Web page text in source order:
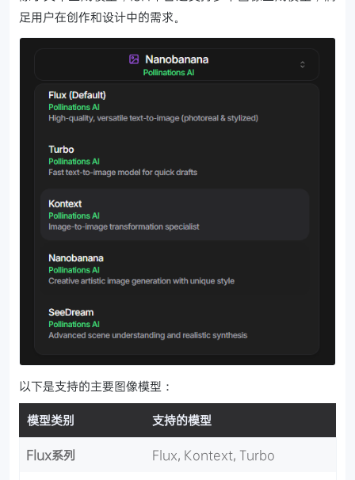
足用户在创作和设计中的需求。
以下是支持的主要图像模型：
模型类别 支持的模型
Flux系列 Flux, Kontext, Turbo